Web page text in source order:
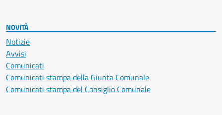
NOVITÀ
Notizie
Avvisi
Comunicati
Comunicati stampa della Giunta Comunale
Comunicati stampa del Consiglio Comunale